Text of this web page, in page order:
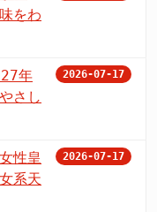
をわ
年
さし
2026-07-17
性皇
系天
2026-07-17